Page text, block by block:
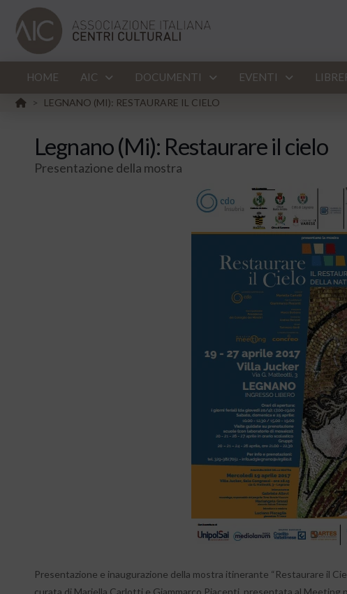
HOME AIC DOCUMENTI EVENTI
HOME
> LEGNANO (MI): RESTAURARE IL CIELO
Legnano (Mi): Restaurare il cielo
Presentazione della mostra
Presentazione e inaugurazione della mostra itinerante “Restaurare il